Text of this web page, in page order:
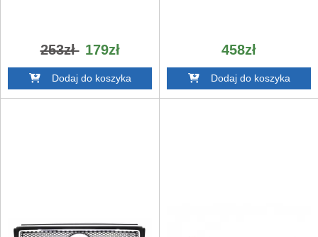
253zł 179zł
Dodaj do koszyka
458zł
Dodaj do koszyka